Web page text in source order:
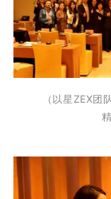
（以星ZEX团